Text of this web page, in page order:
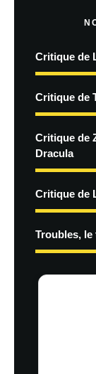
Critique de
Critique de
Critique de
Dracula
Critique de
Troubles,